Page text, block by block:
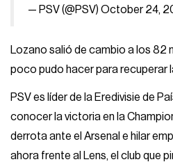
— PSV (@PSV)October 24,
Lozano salió de cambio a los 82
poco pudo hacer para recuperar
PSV es líder de la Eredivisie de
conocer la victoria en la
derrota ante el Arsenal e hilar
ahora frente al Lens, el club que